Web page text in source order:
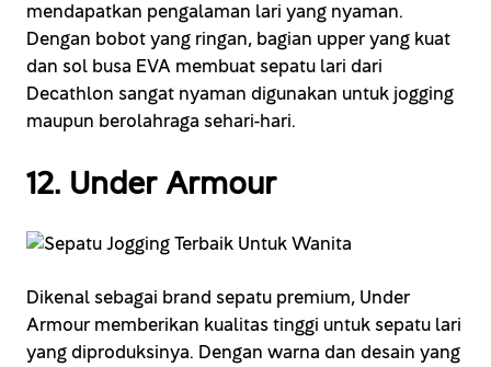
mendapatkan pengalaman lari yang nyaman.
Dengan bobot yang ringan, bagian upper yang kuat
dan sol busa EVA membuat sepatu lari dari
Decathlon sangat nyaman digunakan untuk jogging
maupun berolahraga sehari-hari.
12. Under Armour
Dikenal sebagai brand sepatu premium, Under
Armour memberikan kualitas tinggi untuk sepatu lari
yang diproduksinya. Dengan warna dan desain yang